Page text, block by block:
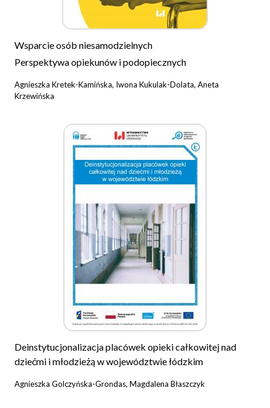
Wsparcie osób niesamodzielnych
Perspektywa opiekunów i podopiecznych
Agnieszka Kretek-Kamińska, Iwona Kukulak-Dolata, Aneta
Krzewińska
Deinstytucjonalizacja placówek opieki całkowitej nad
dziećmi i młodzieżą w województwie łódzkim
Agnieszka Golczyńska-Grondas, Magdalena Błaszczyk